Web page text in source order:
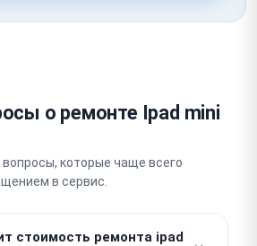
о ремонте Ipad mini
которые чаще всего
в сервис.
стоимость ремонта ipad